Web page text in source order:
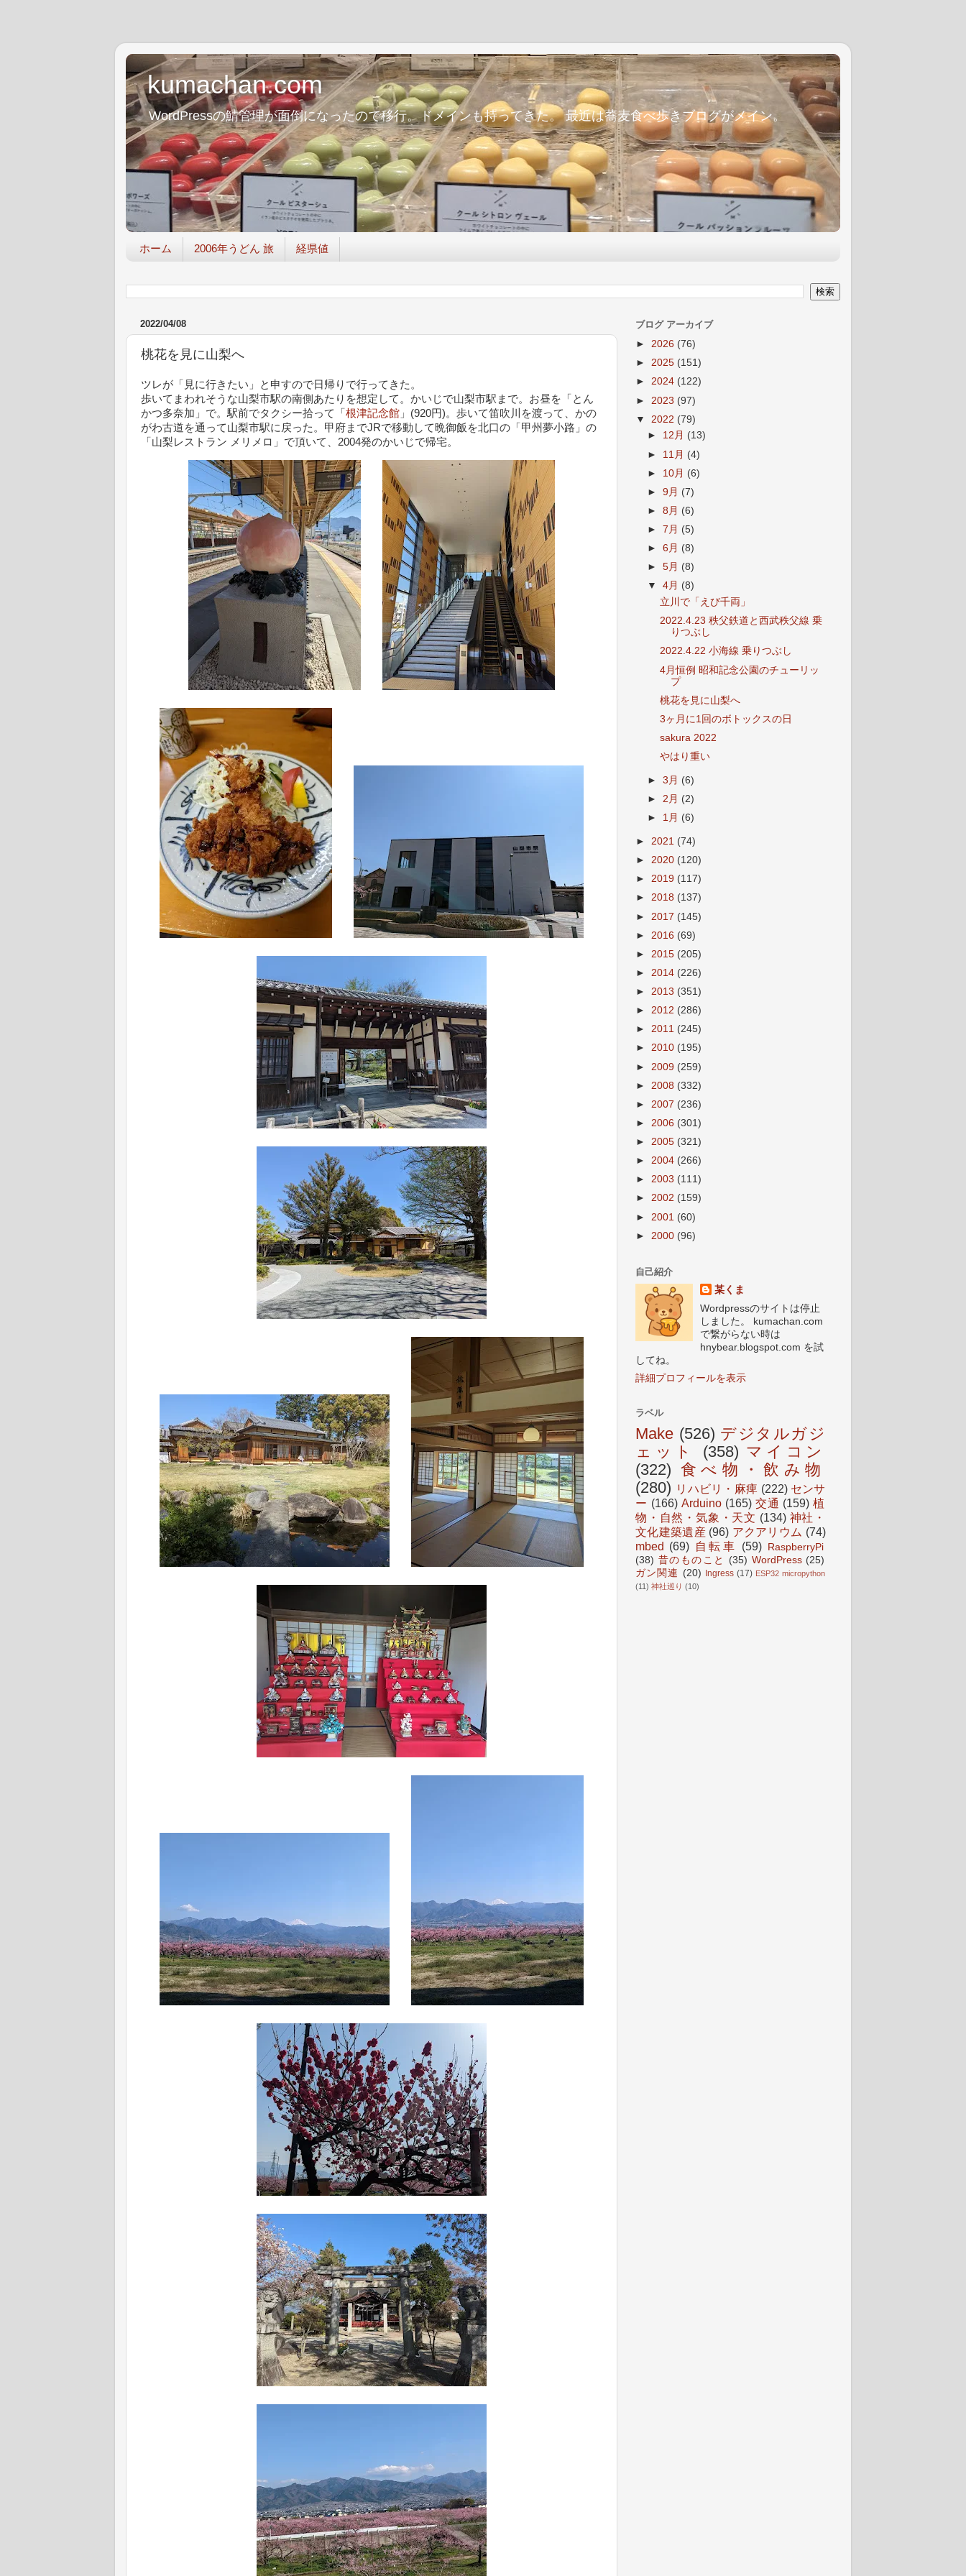
kumachan.com
WordPressの鯖管理が面倒になったので移行。ドメインも持ってきた。 最近は蕎麦食べ歩きブログがメイン。
ホーム 2006年うどん 旅 経県値
2022/04/08
桃花を見に山梨へ
ツレが「見に行きたい」と申すので日帰りで行ってきた。
歩いてまわれそうな山梨市駅の南側あたりを想定して。かいじで山梨市駅まで。お昼を「とん
かつ多奈加」で。駅前でタクシー拾って「 根津記念館 」(920円)。歩いて笛吹川を渡って、かの
がわ古道を通って山梨市駅に戻った。甲府までJRで移動して晩御飯を北口の「甲州夢小路」の
「山梨レストラン メリメロ」で頂いて、2004発のかいじで帰宅。
ブログ アーカイブ
► 2026 (76)
► 2025 (151)
► 2024 (122)
► 2023 (97)
▼ 2022 (79)
► 12月 (13)
► 11月 (4)
► 10月 (6)
►9月 (7)
►8月 (6)
►7月 (5)
►6月 (8)
►5月 (8)
▼4月 (8)
立川で「えび千両」
2022.4.23 秩父鉄道と西武秩父線 乗
りつぶし
2022.4.22 小海線 乗りつぶし
4月恒例 昭和記念公園のチューリッ
プ
桃花を見に山梨へ
3ヶ月に1回のボトックスの日
sakura 2022
やはり重い
►3月 (6)
►2月 (2)
► 1月 (6)
► 2021 (74)
► 2020 (120)
► 2019 (117)
► 2018 (137)
► 2017 (145)
► 2016 (69)
► 2015 (205)
► 2014 (226)
► 2013 (351)
► 2012 (286)
► 2011 (245)
► 2010 (195)
► 2009 (259)
► 2008 (332)
► 2007 (236)
► 2006 (301)
► 2005 (321)
► 2004 (266)
► 2003 (111)
► 2002 (159)
► 2001 (60)
► 2000 (96)
自己紹介
某くま
Wordpressのサイトは停止
しました。 kumachan.com
で繋がらない時は
hnybear.blogspot.com を試
してね。
詳細プロフィールを表示
ラベル
Make (526) デジタルガジ
ェット
(358) マイコン
(322) 食べ物・飲み物
(280) リハビリ・麻痺 (222) センサ
ー (166) Arduino (165) 交通 (159) 植
物・自然・気象・天文 (134) 神社・
文化建築遺産 (96) アクアリウム (74)
mbed (69) 自転車 (59) RaspberryPi
(38) 昔のものこと (35) WordPress (25)
ガン関連 (20) Ingress (17) ESP32 micropython
(11) 神社巡り (10)